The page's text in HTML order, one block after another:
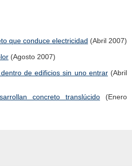
que conduce electricidad (Abril 2007)
(Agosto 2007)
de edificios sin uno entrar(Abril
concreto translúcido (Enero